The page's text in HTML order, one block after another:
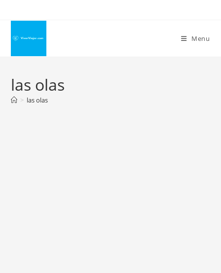
conteúdo
Menu
las olas
> las olas